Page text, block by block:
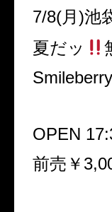
7/8(月)池
夏だッ
Smileberry
OPEN
前売￥